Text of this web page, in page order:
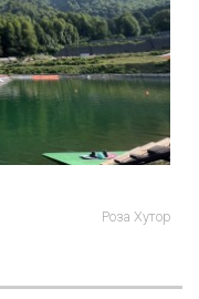
Роза Хутор